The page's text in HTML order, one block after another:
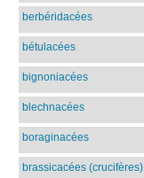
berbéridacées
bétulacées
bignoniacées
blechnacées
boraginacées
brassicacées (crucifères)